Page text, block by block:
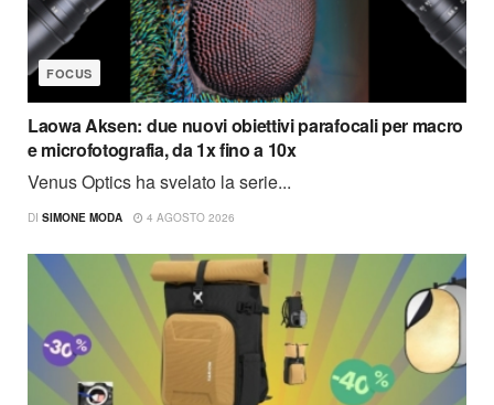
FOCUS
Laowa Aksen: due nuovi obiettivi parafocali per macro
e microfotografia, da 1x fino a 10x
Venus Optics ha svelato la serie...
DI SIMONE MODA 4 AGOSTO 2026